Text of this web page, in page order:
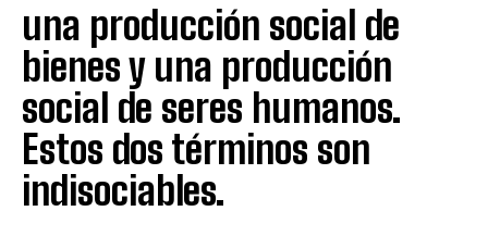
una producción social de
bienes y una producción
social de seres humanos.
Estos dos términos son
indisociables.